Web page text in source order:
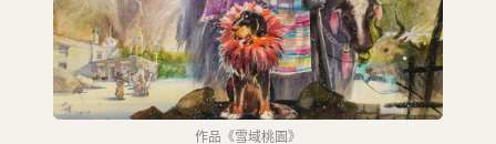
作品《雪域桃園》